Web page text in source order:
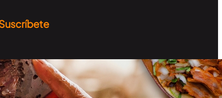
Recibe información sobre
los destinos, curiosidades y
más…